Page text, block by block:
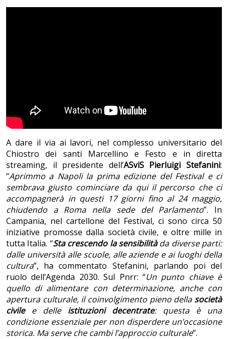
A dare il via ai lavori, nel complesso universitario del
Chiostro dei santi Marcellino e Festo e in diretta
streaming, il presidente dell’ASviS Pierluigi Stefanini:
“Aprimmo a Napoli la prima edizione del Festival e ci
sembrava giusto cominciare da qui il percorso che ci
accompagnerà in questi 17 giorni fino al 24 maggio,
chiudendo a Roma nella sede del Parlamento”. In
Campania, nel cartellone del Festival, ci sono circa 50
iniziative promosse dalla società civile, e oltre mille in
tutta Italia. “Sta crescendo la sensibilitàda diverse parti:
dalle università alle scuole, alle aziende e ai luoghi della
cultura”, ha commentato Stefanini, parlando poi del
ruolo dell’Agenda 2030. Sul Pnrr: “Un punto chiave è
quello di alimentare con determinazione, anche con
apertura culturale, il coinvolgimento pieno della società
civilee delle istituzioni decentrate: questa è una
condizione essenziale per non disperdere un’occasione
storica. Ma serve che cambi l’approccio culturale”.